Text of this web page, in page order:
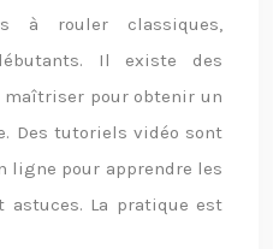
à rouler classiques,
Il existe des
pour obtenir un
Des tutoriels vidéo sont
ligne pour apprendre les
astuces. La pratique est